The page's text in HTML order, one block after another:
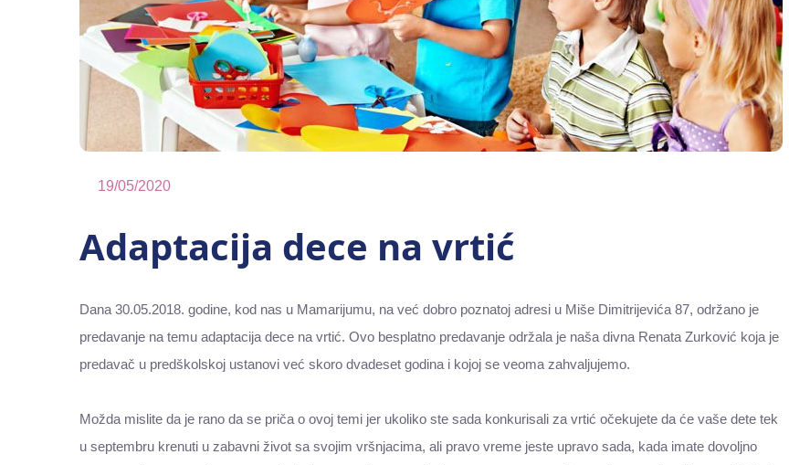
19/05/2020
Adaptacija dece na vrtić
Dana 30.05.2018. godine, kod nas u Mamarijumu, na već dobro poznatoj adresi u Miše Dimitrijevića 87, održano je
predavanje na temu adaptacija dece na vrtić. Ovo besplatno predavanje održala je naša divna Renata Zurković koja je
predavač u predškolskoj ustanovi već skoro dvadeset godina i kojoj se veoma zahvaljujemo.
Možda mislite da je rano da se priča o ovoj temi jer ukoliko ste sada konkurisali za vrtić očekujete da će vaše dete tek
u septembru krenuti u zabavni život sa svojim vršnjacima, ali pravo vreme jeste upravo sada, kada imate dovoljno